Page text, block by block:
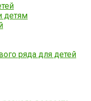
детям
ряда для детей